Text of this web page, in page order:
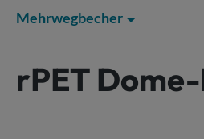
Mehrwegbecher
rPET